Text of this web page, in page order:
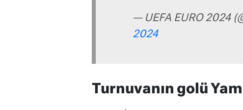
— UEFA EURO 2024
2024
Turnuvanın golü